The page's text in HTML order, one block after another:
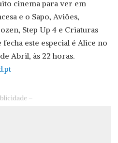
cinema para ver em
e o Sapo, Aviões,
Step Up 4 e Criaturas
este especial é Alice no
Abril, às 22 horas.
–